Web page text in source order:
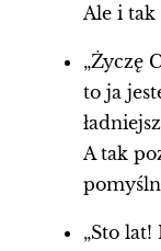
Ale i tak
„Życzę
to ja
A tak
„Sto